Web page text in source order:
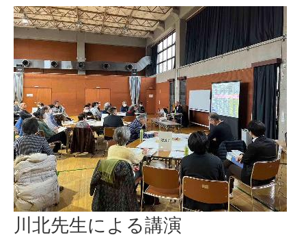
川北先生による講演